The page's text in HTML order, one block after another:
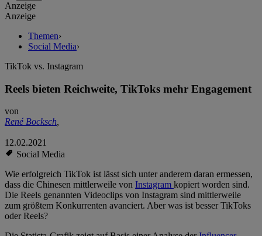
Anzeige
Anzeige
Themen›
Social Media›
TikTok vs. Instagram
Reels bieten Reichweite, TikToks mehr Engagement
von
René Bocksch,
12.02.2021
Social Media
Wie erfolgreich TikTok ist lässt sich unter anderem daran ermessen,
dass die Chinesen mittlerweile von Instagram kopiert worden sind.
Die Reels genannten Videoclips von Instagram sind mittlerweile
zum größtem Konkurrenten avanciert. Aber was ist besser TikToks
oder Reels?